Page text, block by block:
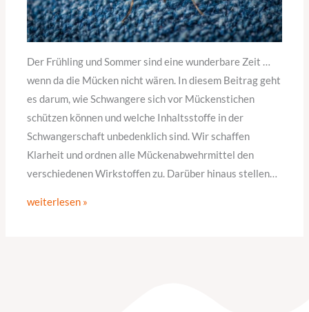
Der Frühling und Sommer sind eine wunderbare Zeit …
wenn da die Mücken nicht wären. In diesem Beitrag geht
es darum, wie Schwangere sich vor Mückenstichen
schützen können und welche Inhaltsstoffe in der
Schwangerschaft unbedenklich sind. Wir schaffen
Klarheit und ordnen alle Mückenabwehrmittel den
verschiedenen Wirkstoffen zu. Darüber hinaus stellen…
weiterlesen »